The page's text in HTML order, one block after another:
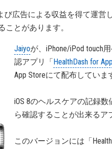
広告による収益を得て運営
ことがあります。
Jaiyoが、iPhone/iPod touch
認アプリ「HealthDash for
App Storeにて配布していま
iOS 8のヘルスケアの記録数
ら確認することが出来るア
このバージョンには「